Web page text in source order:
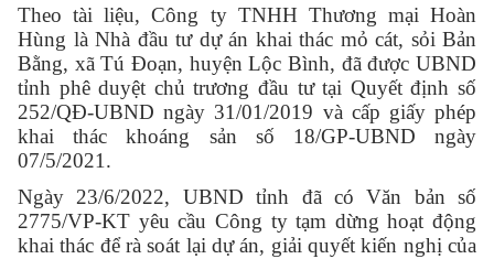
Theo tài liệu,Công ty TNHH Thương mại Hoàn
Hùng là Nhà đầu tư dự án khai thác mỏ cát, sỏi Bản
Bằng, xã Tú Đoạn, huyện Lộc Bình, đã được UBND
tỉnh phê duyệt chủ trương đầu tư tại Quyết định số
252/QĐ-UBND ngày 31/01/2019 và cấp giấy phép
khai thác khoáng sản số 18/GP-UBND ngày
07/5/2021.
Ngày 23/6/2022, UBND tỉnh đã có Văn bản số
2775/VP-KT yêu cầu Công ty tạm dừng hoạt động
khai thác để rà soát lại dự án, giải quyết kiến nghị của